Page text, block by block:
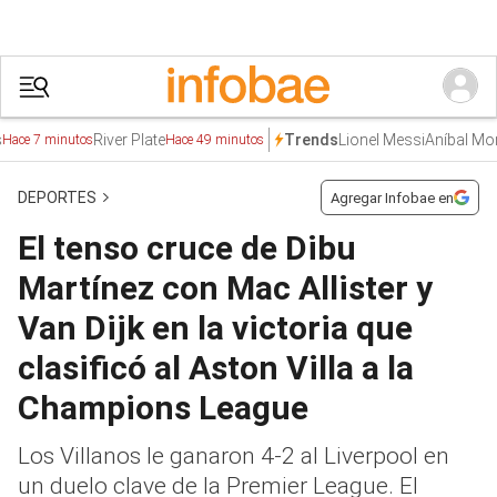
minutosRiver Plate Hace 49 minutos TrendsLionel MessiAníbal Moreno
DEPORTES Agregar Infobae en
El tenso cruce de Dibu
Martínez con Mac Allister y
Van Dijk en la victoria que
clasificó al Aston Villa a la
Champions League
Los Villanos le ganaron 4-2 al Liverpool en
un duelo clave de la Premier League. El